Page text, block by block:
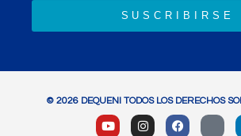
SUSCRIBIRSE
© 2026 DEQUENI TODOS LOS DERECHOS